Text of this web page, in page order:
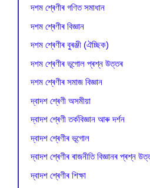
দশম শ্ৰেণীৰ গণিত সমাধান
দশম শ্ৰেণীৰ বিজ্ঞান
দশম শ্ৰেণীৰ বুৰঞ্জী (ঐচ্ছিক)
দশম শ্ৰেণীৰ ভূগোল প্ৰশ্ন উত্তৰ
দশম শ্ৰেণীৰ সমাজ বিজ্ঞান
দ্বাদশ শ্ৰেণী অসমীয়া
দ্বাদশ শ্ৰেণী তৰ্কবিজ্ঞান আৰু দৰ্শন
দ্বাদশ শ্ৰেণীৰ ভূগোল
দ্বাদশ শ্ৰেণীৰ ৰাজনীতি বিজ্ঞানৰ প্ৰশ্ন
দ্বাদশ শ্ৰেণীৰ শিক্ষা